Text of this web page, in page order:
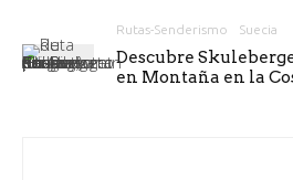
Rutas-Senderismo Suecia
Descubre
en Montaña en la